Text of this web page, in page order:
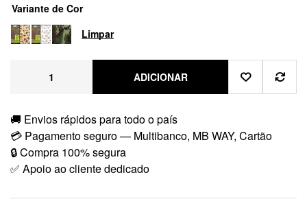
Variante de Cor
Limpar
ADICIONAR
🚚 Envios rápidos para todo o país
💳 Pagamento seguro — Multibanco, MB WAY, Cartão
🔒 Compra 100% segura
✅ Apoio ao cliente dedicado